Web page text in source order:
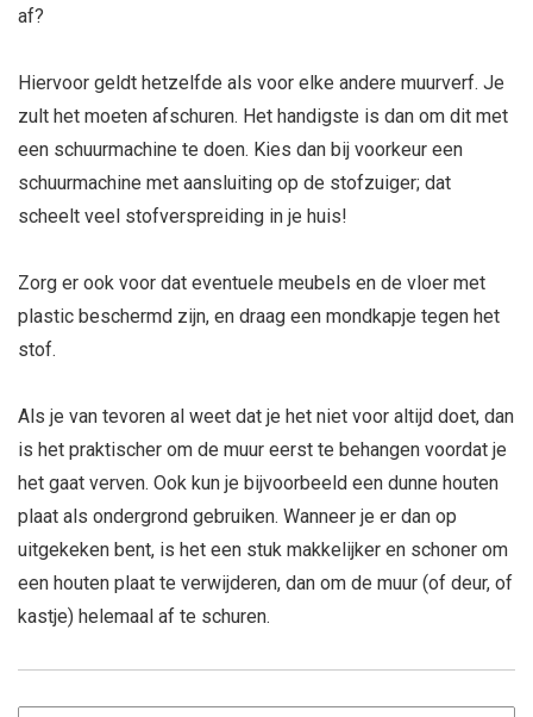
af?
Hiervoor geldt hetzelfde als voor elke andere muurverf. Je
zult het moeten afschuren. Het handigste is dan om dit met
een schuurmachine te doen. Kies dan bij voorkeur een
schuurmachine met aansluiting op de stofzuiger; dat
scheelt veel stofverspreiding in je huis!
Zorg er ook voor dat eventuele meubels en de vloer met
plastic beschermd zijn, en draag een mondkapje tegen het
stof.
Als je van tevoren al weet dat je het niet voor altijd doet, dan
is het praktischer om de muur eerst te behangen voordat je
het gaat verven. Ook kun je bijvoorbeeld een dunne houten
plaat als ondergrond gebruiken. Wanneer je er dan op
uitgekeken bent, is het een stuk makkelijker en schoner om
een houten plaat te verwijderen, dan om de muur (of deur, of
kastje) helemaal af te schuren.